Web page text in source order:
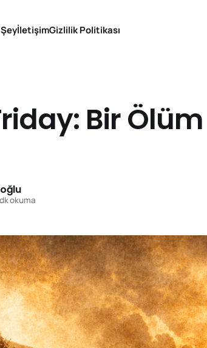
İletişimGizlilik Politikası
Bir Ölüm
okuma